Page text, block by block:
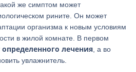
же симптом может
рините. Он может
организма к новым условиям
в жилой комнате. В первом
определенного лечения , а во
увлажнитель.